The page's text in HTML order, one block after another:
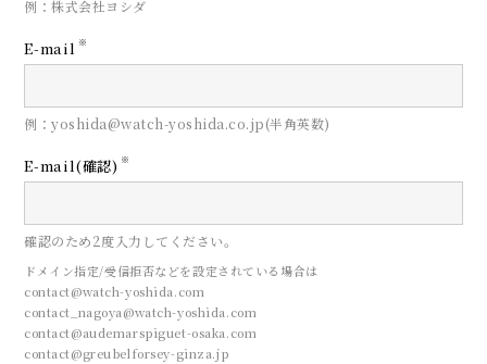
例：株式会社ヨシダ
E-mail ※
例：yoshida@watch-yoshida.co.jp(半角英数)
E-mail(確認) ※
確認のため2度入力してください。
ドメイン指定/受信拒否などを設定されている場合は
contact@watch-yoshida.com
contact_nagoya@watch-yoshida.com
contact@audemarspiguet-osaka.com
contact@greubelforsey-ginza.jp